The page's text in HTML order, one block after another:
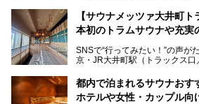
となっている新しいスタイル
最近、SNSやメディアで「デザ
本記事では、そもそもこれらが
いおしゃれな名店15選を、お
します。
【サウナメッツァ大井町
本初のトラムサウナや充実
SNSで“行ってみたい！”の声が
京・JR大井町駅（トラックス口
ツァ大井町トラックス」がニュ
ポ―トします。
都内で泊まれるサウナおす
ホテルや女性・カップル向